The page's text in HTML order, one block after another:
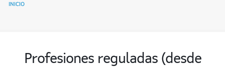
INICIO
Profesiones reguladas (desde